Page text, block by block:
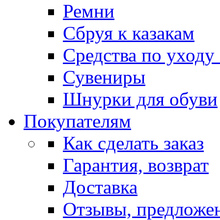
Ремни
Сбруя к казакам
Средства по
Сувениры
Шнурки для обуви
Покупателям
Как сделать заказ
Гарантия, возврат
Доставка
Отзывы,